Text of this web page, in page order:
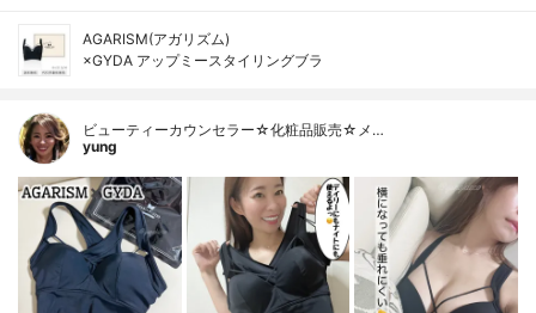
AGARISM(アガリズム)
×GYDA アップミースタイリングブラ
ビューティーカウンセラー☆化粧品販売☆メ…
yung